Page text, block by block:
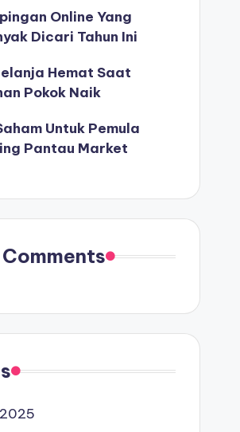
Online Yang
Dicari Tahun Ini
Hemat Saat
Pokok Naik
Untuk Pemula
Pantau Market